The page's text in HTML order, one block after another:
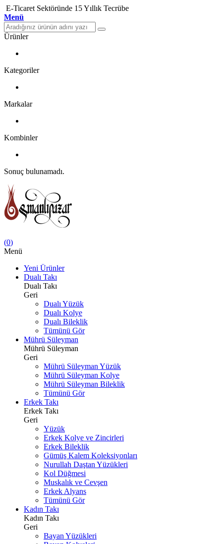
E-Ticaret Sektöründe 15 Yıllık Tecrübe
Menü
Ürünler
Kategoriler
Markalar
Kombinler
Sonuç bulunamadı.
(0)
Menü
Yeni Ürünler
Dualı Takı
Dualı Takı
Geri
Dualı Yüzük
Dualı Kolye
Dualı Bileklik
Tümünü Gör
Mührü Süleyman
Mührü Süleyman
Geri
Mührü Süleyman Yüzük
Mührü Süleyman Kolye
Mührü Süleyman Bileklik
Tümünü Gör
Erkek Takı
Erkek Takı
Geri
Yüzük
Erkek Kolye ve Zincirleri
Erkek Bileklik
Gümüş Kalem Koleksiyonları
Nurullah Daştan Yüzükleri
Kol Düğmesi
Muskalık ve Cevşen
Erkek Alyans
Tümünü Gör
Kadın Takı
Kadın Takı
Geri
Bayan Yüzükleri